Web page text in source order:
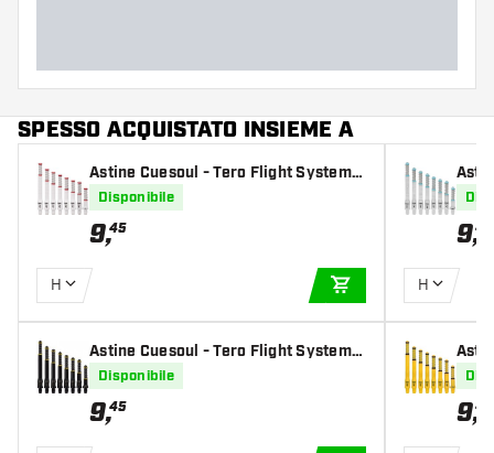
SPESSO ACQUISTATO INSIEME A
Astine Cuesoul - Tero Flight System A
K7 - White
Disponibile
9,45
H
AGGIUNGI AL
Astine Cuesoul - Tero Flight System A
K7 - Black
Disponibile
9,45
K7
9,45
H
K7
9,45